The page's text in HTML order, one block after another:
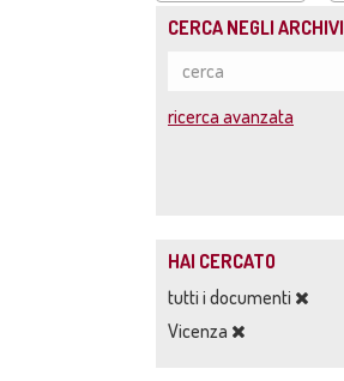
CERCA NEGLI ARCHIVI
ricerca avanzata
HAI CERCATO
tutti i documenti
Vicenza